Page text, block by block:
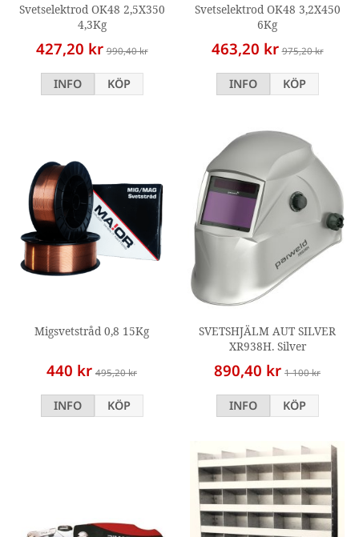
Svetselektrod OK48 2,5X350
4,3Kg
427,20 kr 990,40 kr
INFO KÖP
Svetselektrod OK48 3,2X450
6Kg
463,20 kr 975,20 kr
INFO KÖP
Migsvetstråd 0,8 15Kg
440 kr 495,20 kr
INFO KÖP
SVETSHJÄLM AUT SILVER
XR938H. Silver
890,40 kr 1 100 kr
INFO KÖP